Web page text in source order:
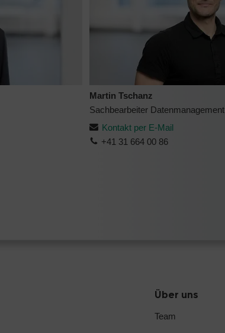
Martin Tschanz
Sachbearbeiter Datenmanagement
Kontakt per E-Mail
+41 31 664 00 86
Über uns
Team